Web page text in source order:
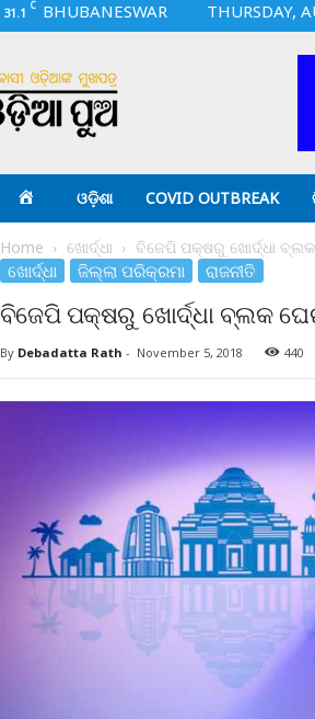
31.1 C BHUBANESWAR
THURSDAY,
ଓଡ଼ିଶା COVID OUTBREAK
Home ଖୋର୍ଦ୍ଧା ବିଜେପି ପକ୍ଷରୁ ଖୋର୍ଦ୍ଧା
ଖୋର୍ଦ୍ଧା ଜିଲ୍ଲା ପରିକ୍ରମା ରାଜନୀତି
ବିଜେପି ପକ୍ଷରୁ ଖୋର୍ଦ୍ଧା ବ୍ଲକ
By Debadatta Rath - November 5, 2018 440